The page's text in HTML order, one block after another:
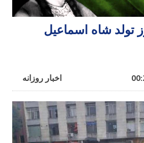
تولد شاه اسماعیل
اخبار روزانه